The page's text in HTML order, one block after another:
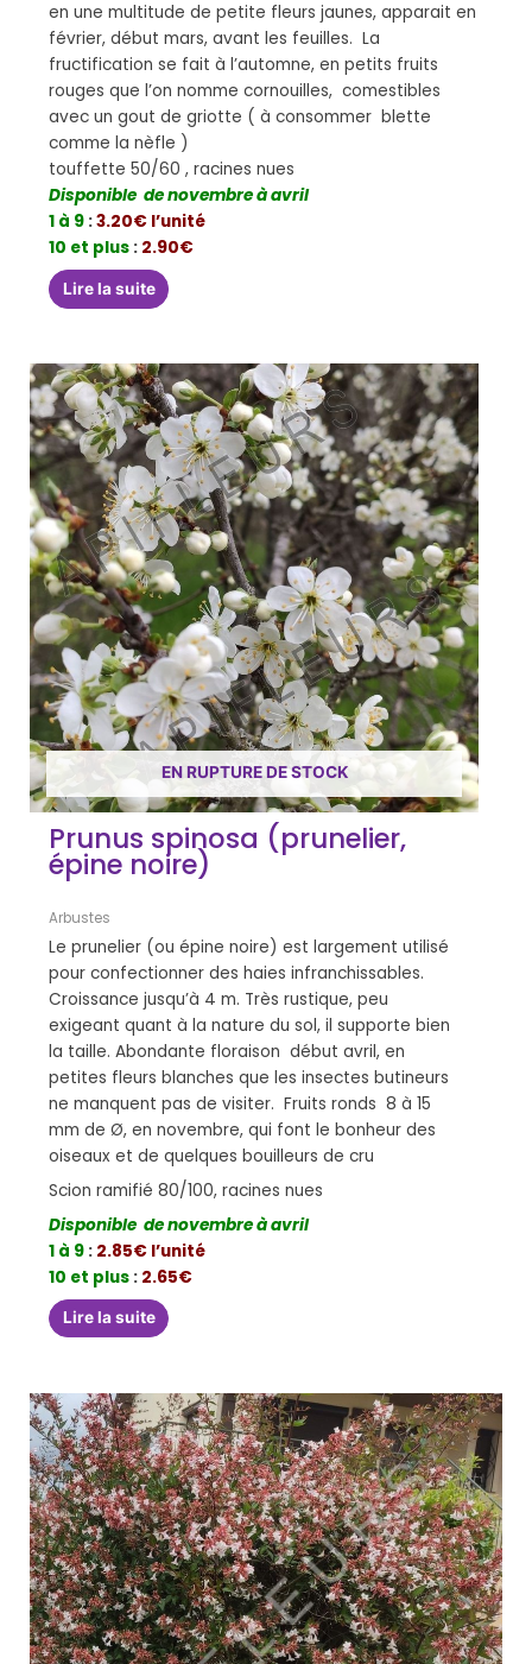
en une multitude de petite fleurs jaunes, apparait en
février, début mars, avant les feuilles. La
fructification se fait à l’automne, en petits fruits
rouges que l’on nomme cornouilles, comestibles
avec un gout de griotte ( à consommer blette
comme la nèfle )
touffette 50/60 , racines nues
Disponible de novembre à avril
1 à 9 :3.20€ l’unité
10 et plus : 2.90€
Lire la suite
EN RUPTURE DE STOCK
Prunus spinosa (prunelier,
épine noire)
Arbustes
Le prunelier (ou épine noire) est largement utilisé
pour confectionner des haies infranchissables.
Croissance jusqu’à 4 m. Très rustique, peu
exigeant quant à la nature du sol, il supporte bien
la taille. Abondante floraison début avril, en
petites fleurs blanches que les insectes butineurs
ne manquent pas de visiter. Fruits ronds 8 à 15
mm de Ø, en novembre, qui font le bonheur des
oiseaux et de quelques bouilleurs de cru
Scion ramifié 80/100, racines nues
Disponible de novembre à avril
1 à 9 : 2.85€ l’unité
10 et plus : 2.65€
Lire la suite